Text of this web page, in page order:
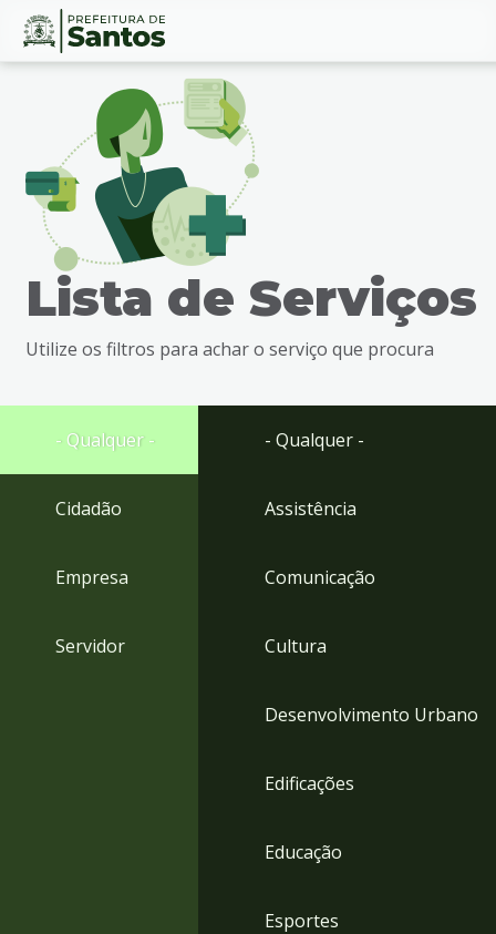
Ir
busca
Ir
rodapé
Conteúdo
Lista de Serviços
Utilize os filtros para achar o serviço que procura
- Qualquer -
Cidadão
Empresa
Servidor
- Qualquer -
Assistência
Comunicação
Cultura
Desenvolvimento Urbano
Edificações
Educação
Esportes